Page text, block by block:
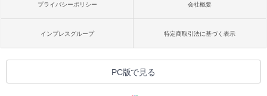
プライバシーポリシー 会社概要
インプレスグループ 特定商取引法に基づく表示
PC版で見る